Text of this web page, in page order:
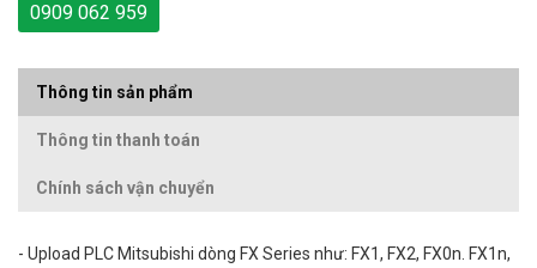
0909 062 959
Thông tin sản phẩm
Thông tin thanh toán
Chính sách vận chuyển
- Upload PLC Mitsubishi dòng FX Series như: FX1, FX2, FX0n. FX1n,